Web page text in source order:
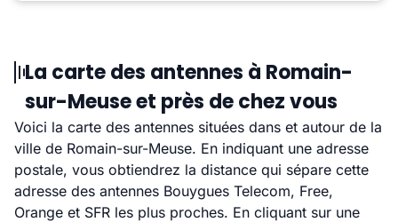
La carte des antennes à Romain-
sur-Meuse et près de chez vous
Voici la carte des antennes situées dans et autour de la
ville de Romain-sur-Meuse. En indiquant une adresse
postale, vous obtiendrez la distance qui sépare cette
adresse des antennes Bouygues Telecom, Free,
Orange et SFR les plus proches. En cliquant sur une